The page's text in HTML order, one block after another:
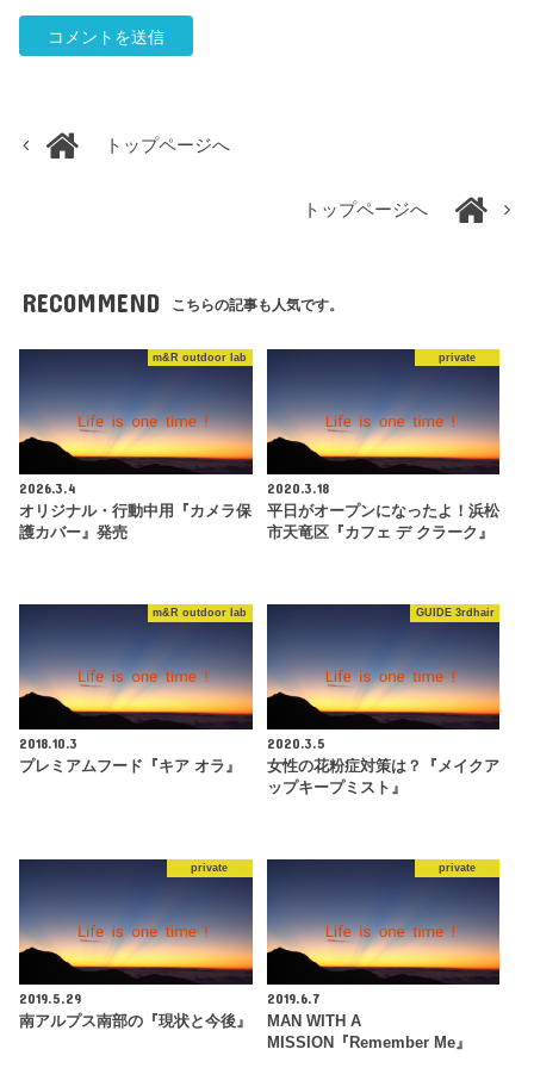
トップページへ
トップページへ
RECOMMEND こちらの記事も人気です。
m&R outdoor lab
2026.3.4
オリジナル・行動中用『カメラ保
護カバー』発売
private
2020.3.18
平日がオープンになったよ！浜松
市天竜区『カフェ デ クラーク』
m&R outdoor lab
2018.10.3
プレミアムフード『キア オラ』
GUIDE 3rdhair
2020.3.5
女性の花粉症対策は？『メイクア
ップキープミスト』
private
2019.5.29
南アルプス南部の『現状と今後』
private
2019.6.7
MAN WITH A
MISSION『Remember Me』